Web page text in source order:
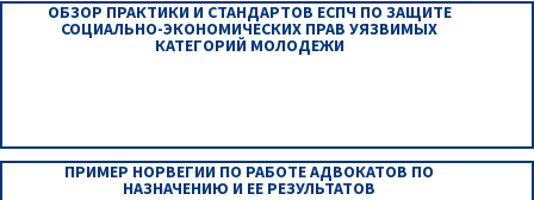
ОБЗОР ПРАКТИКИ И СТАНДАРТОВ ЕСПЧ ПО ЗАЩИТЕ
СОЦИАЛЬНО-ЭКОНОМИЧЕСКИХ ПРАВ УЯЗВИМЫХ
КАТЕГОРИЙ МОЛОДЕЖИ
ПРИМЕР НОРВЕГИИ ПО РАБОТЕ АДВОКАТОВ ПО
НАЗНАЧЕНИЮ И ЕЕ РЕЗУЛЬТАТОВ